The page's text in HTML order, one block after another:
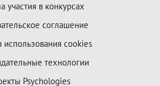
участия в конкурсах
соглашение
использования cookies
технологии
Psychologies